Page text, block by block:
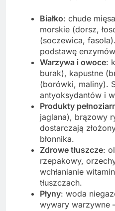
Białko: chude
morskie (dorsz,
(soczewica,
podstawę
Warzywa i owoce:
burak), kapustne
(borówki, maliny).
antyoksydantów i
Produkty
jaglana), brązowy
dostarczają
błonnika.
Zdrowe tłuszcze:
rzepakowy,
wchłanianie
tłuszczach.
Płyny: woda
wywary warzywne